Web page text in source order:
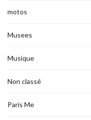
motos
Musees
Musique
Non classé
Paris Me